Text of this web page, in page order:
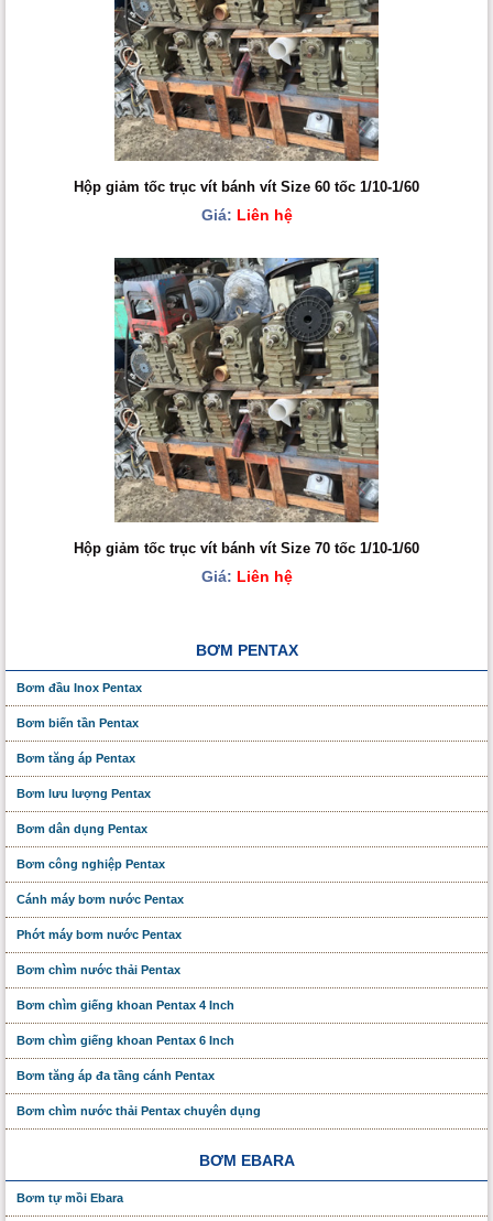
Hộp giảm tốc trục vít bánh vít Size 60 tốc 1/10-1/60
Giá: Liên hệ
Hộp giảm tốc trục vít bánh vít Size 70 tốc 1/10-1/60
Giá: Liên hệ
BƠM PENTAX
Bơm đầu Inox Pentax
Bơm biến tần Pentax
Bơm tăng áp Pentax
Bơm lưu lượng Pentax
Bơm dân dụng Pentax
Bơm công nghiệp Pentax
Cánh máy bơm nước Pentax
Phớt máy bơm nước Pentax
Bơm chìm nước thải Pentax
Bơm chìm giếng khoan Pentax 4 Inch
Bơm chìm giếng khoan Pentax 6 Inch
Bơm tăng áp đa tầng cánh Pentax
Bơm chìm nước thải Pentax chuyên dụng
BƠM EBARA
Bơm tự mồi Ebara